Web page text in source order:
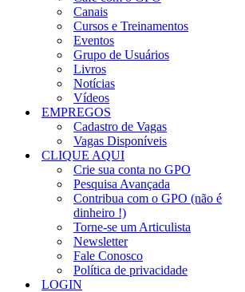
Canais
Cursos e Treinamentos
Eventos
Grupo de Usuários
Livros
Notícias
Vídeos
EMPREGOS
Cadastro de Vagas
Vagas Disponíveis
CLIQUE AQUI
Crie sua conta no GPO
Pesquisa Avançada
Contribua com o GPO (não é
dinheiro !)
Torne-se um Articulista
Newsletter
Fale Conosco
Política de privacidade
LOGIN